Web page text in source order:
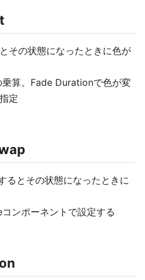
その状態になったときに色が
算。Fade Durationで色が変
定
るとその状態になったときに
ンポーネントで設定する